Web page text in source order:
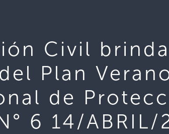
Civil brinda
Plan
de
6 14/ABRIL/